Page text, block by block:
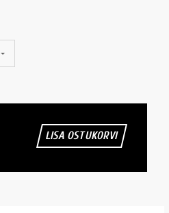
LISA OSTUKORVI